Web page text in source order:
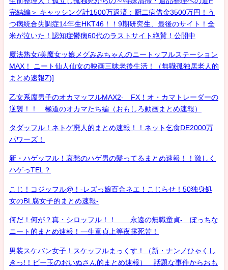
完結編＞ キャッシング計1500万返済：厨二病借金3500万円！う
つ病統合失調症14年生HKT46！！9期研究生、最後のサイト！全
米が泣いた！認知症鬱病60代のラストサイト絶賛！公開中
魔法熟女/美魔女ッ娘メグみみちゃんのニートッフルステーション
MAX！ ニート仙人仙女の映画三昧老後生活！（無職孤独居老人的
まとめ速報Z)]
乙女系腐男子のオカマッフルMAX2- FX！オ・カマトレーダーの
逆襲！！ 極道のオカマたち編（おもしろ動画まとめ速報）
タダッフル！ネトゲ廃人的まとめ速報！！ネット乞食DE2000万
パワーズ！
新・ハゲッフル！哀愁のハゲ男の髪ってるまとめ速報！！激しく
ハゲっTEL？
こじ！コジッフル@！-レズっ娘百合ネエ！こじらせ！50独身処
女のBL腐女子的まとめ速報-
何だ！何が？真・シロッフル！！ 永遠の無職童貞- ぼっちな
ニート的まとめ速報！一生童貞上等夜露死苦！
男装スケバン女子！スケッフルまっくす！（新・ナンノひゃくし
きっ!！ビー玉のおいぬさん的まとめ速報） 話題な事件からおも